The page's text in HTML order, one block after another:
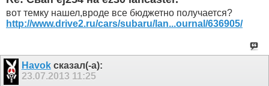
вот темку нашел,вроде все бюджетно получается?
http://www.drive2.ru/cars/subaru/lan...ournal/636905/
Havokсказал(-а):
23.07.2013 11:25